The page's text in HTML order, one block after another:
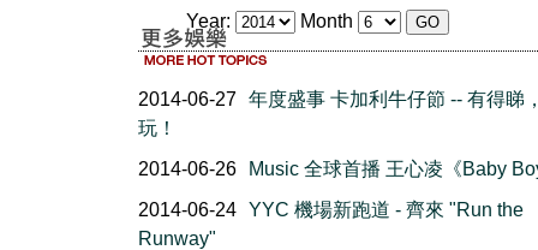
Year: Month
2014-06-27 年度盛事 卡加利牛仔節 -- 有得睇
玩！
2014-06-26
Music 全球首播 王心凌《Baby
2014-06-24 YYC 機場新跑道 - 齊來 "Run the
Runway"